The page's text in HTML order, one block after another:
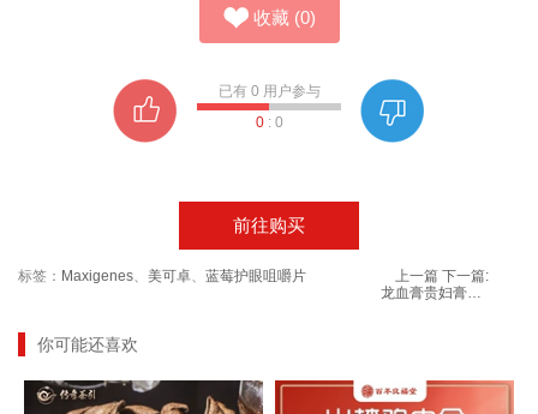
收藏 (0)
已有 0 用户参与
0: 0
前往购买
标签： Maxigenes、 美可卓、 蓝莓护眼咀嚼片 上一篇 下一篇:
龙血膏贵妇膏视黄醇胎盘素颜霜面霜遮瑕提亮
你可能还喜欢